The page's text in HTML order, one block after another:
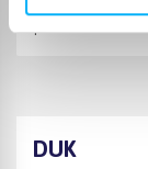
padeda siekti ...
DUK